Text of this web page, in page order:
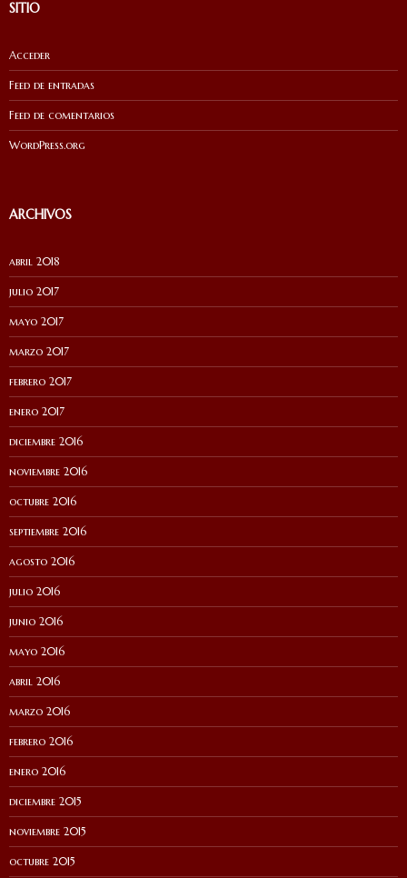
SITIO
Acceder
Feed de entradas
Feed de comentarios
WordPress.org
ARCHIVOS
abril 2018
julio 2017
mayo 2017
marzo 2017
febrero 2017
enero 2017
diciembre 2016
noviembre 2016
octubre 2016
septiembre 2016
agosto 2016
julio 2016
junio 2016
mayo 2016
abril 2016
marzo 2016
febrero 2016
enero 2016
diciembre 2015
noviembre 2015
octubre 2015